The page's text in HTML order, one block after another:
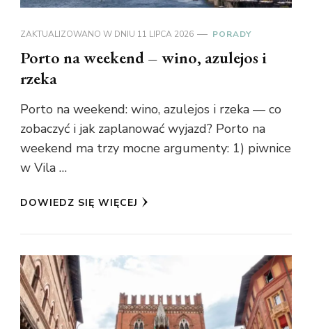
ZAKTUALIZOWANO W DNIU 11 LIPCA 2026 PORADY
Porto na weekend – wino, azulejos i
rzeka
Porto na weekend: wino, azulejos i rzeka — co
zobaczyć i jak zaplanować wyjazd? Porto na
weekend ma trzy mocne argumenty: 1) piwnice
w Vila …
DOWIEDZ SIĘ WIĘCEJ